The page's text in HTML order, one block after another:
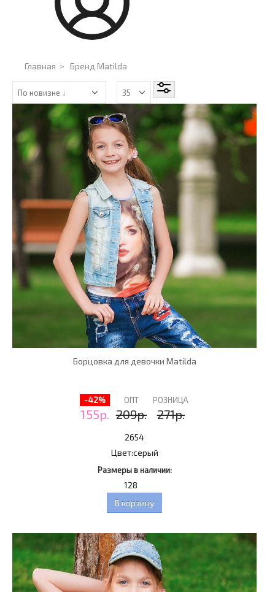
Главная > Бренд Matilda
Борцовка для девочки Matilda
-42%
155р.
ОПТ
209р.
РОЗНИЦА
271р.
2654
Цвет:серый
Размеры в наличии:
128
В корзину